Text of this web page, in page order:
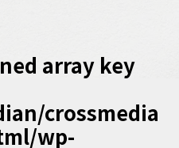
ためのarray key
crossmedia
wp-